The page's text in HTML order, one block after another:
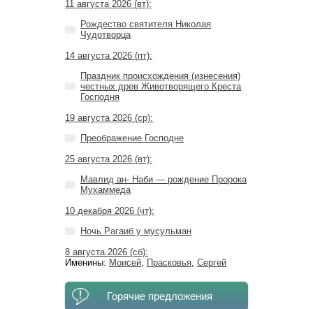
11 августа 2026 (вт):
Рождество святителя Николая
Чудотворца
14 августа 2026 (пт):
Праздник происхождения (изнесения)
честных древ Животворящего Креста
Господня
19 августа 2026 (ср):
Преображение Господне
25 августа 2026 (вт):
Мавлид ан- Наби — рождение Пророка
Мухаммеда
10 декабря 2026 (чт):
Ночь Рагаиб у мусульман
8 августа 2026 (сб):
Именины: Моисей, Прасковья, Сергей
Горячие предложения